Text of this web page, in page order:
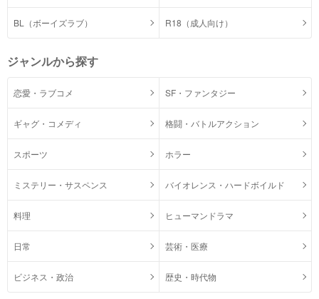
BL（ボーイズラブ） R18（成人向け）
ジャンルから探す
恋愛・ラブコメ SF・ファンタジー
ギャグ・コメディ 格闘・バトルアクション
スポーツ ホラー
ミステリー・サスペンス バイオレンス・ハードボイルド
料理 ヒューマンドラマ
日常 芸術・医療
ビジネス・政治 歴史・時代物